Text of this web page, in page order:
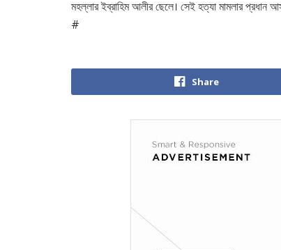
মহল্লার ইব্রাহিম আলীর ছেলে। সেই হত্যা মামলার প্রধান
#
Share